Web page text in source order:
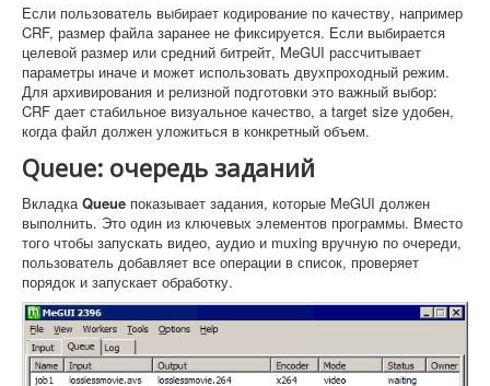
Если пользователь выбирает кодирование по качеству, например
CRF, размер файла заранее не фиксируется. Если выбирается
целевой размер или средний битрейт, MeGUI рассчитывает
параметры иначе и может использовать двухпроходный режим.
Для архивирования и релизной подготовки это важный выбор:
CRF дает стабильное визуальное качество, а target size удобен,
когда файл должен уложиться в конкретный объем.
Queue: очередь заданий
Вкладка Queue показывает задания, которые MeGUI должен
выполнить. Это один из ключевых элементов программы. Вместо
того чтобы запускать видео, аудио и muxing вручную по очереди,
пользователь добавляет все операции в список, проверяет
порядок и запускает обработку.